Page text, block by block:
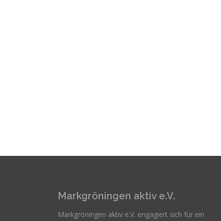
Markgröningen aktiv e.V.
Markgröningen aktiv e.V. engagiert sich für ein